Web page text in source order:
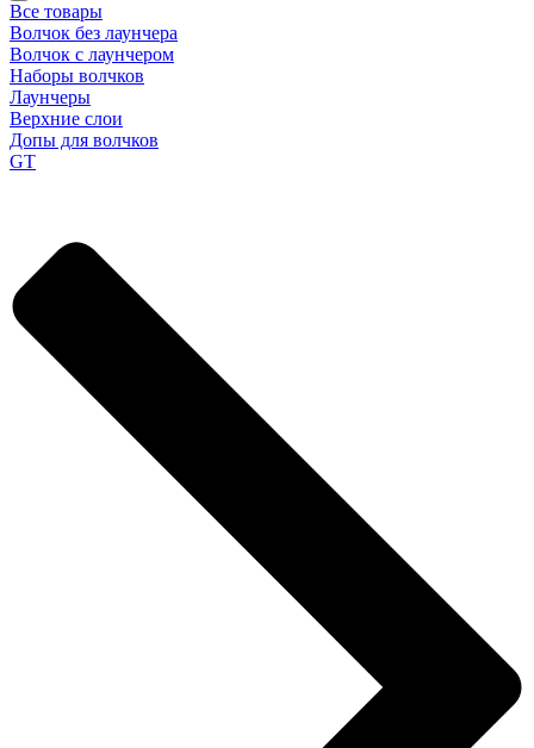
Все товары
Волчок без лаунчера
Волчок с лаунчером
Наборы волчков
Лаунчеры
Верхние слои
Допы для волчков
GT